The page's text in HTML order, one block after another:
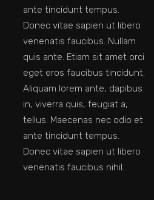
ante tincidunt tempus.
Donec vitae sapien ut libero
venenatis faucibus. Nullam
quis ante. Etiam sit amet orci
eget eros faucibus tincidunt.
Aliquam lorem ante, dapibus
in, viverra quis, feugiat a,
tellus. Maecenas nec odio et
ante tincidunt tempus.
Donec vitae sapien ut libero
venenatis faucibus nihil.